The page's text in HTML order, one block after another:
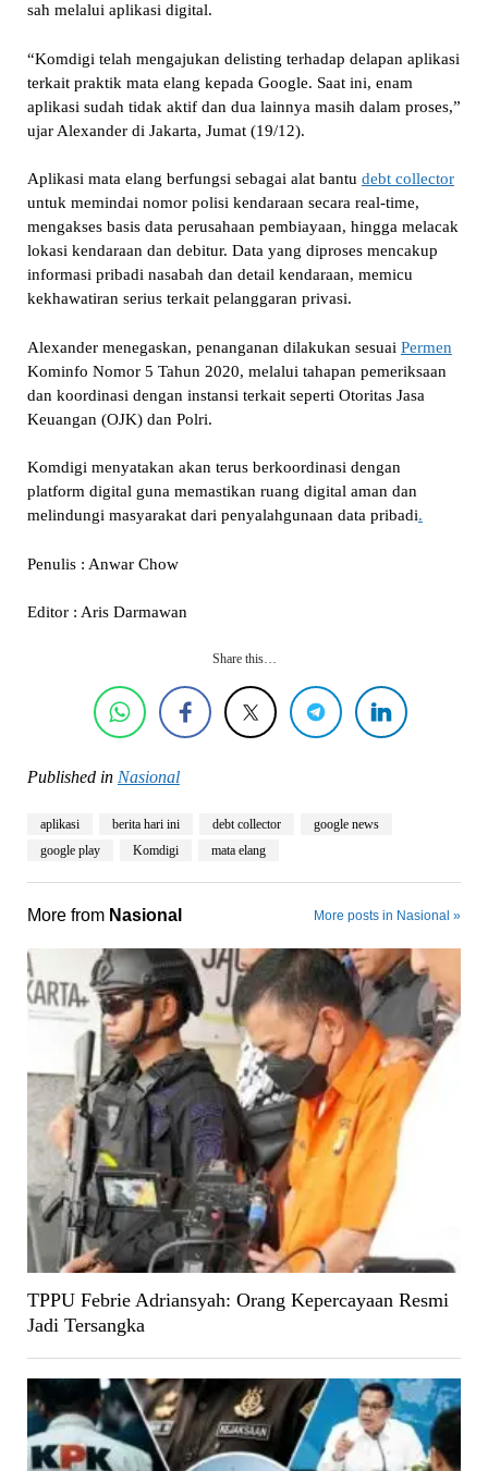
sah melalui aplikasi digital.
“Komdigi telah mengajukan delisting terhadap delapan aplikasi
terkait praktik mata elang kepada Google. Saat ini, enam
aplikasi sudah tidak aktif dan dua lainnya masih dalam proses,”
ujar Alexander di Jakarta, Jumat (19/12).
Aplikasi mata elang berfungsi sebagai alat bantu debt collector
untuk memindai nomor polisi kendaraan secara real-time,
mengakses basis data perusahaan pembiayaan, hingga melacak
lokasi kendaraan dan debitur. Data yang diproses mencakup
informasi pribadi nasabah dan detail kendaraan, memicu
kekhawatiran serius terkait pelanggaran privasi.
Alexander menegaskan, penanganan dilakukan sesuai Permen
Kominfo Nomor 5 Tahun 2020, melalui tahapan pemeriksaan
dan koordinasi dengan instansi terkait seperti Otoritas Jasa
Keuangan (OJK) dan Polri.
Komdigi menyatakan akan terus berkoordinasi dengan
platform digital guna memastikan ruang digital aman dan
melindungi masyarakat dari penyalahgunaan data pribadi.
Penulis : Anwar Chow
Editor : Aris Darmawan
Share this…
Published in Nasional
aplikasi berita hari ini debt collector
google news
google play
Komdigi mata elang
More from Nasional More posts in Nasional »
TPPU Febrie Adriansyah: Orang Kepercayaan Resmi
Jadi Tersangka